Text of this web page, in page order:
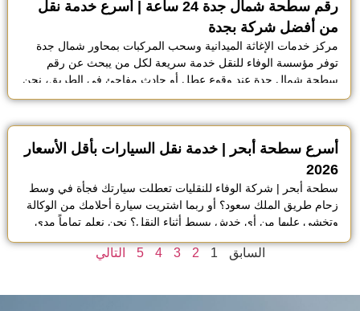
رقم سطحة شمال جدة 24 ساعة | أسرع خدمة نقل
من أفضل شركة بجدة
مركز خدمات الإغاثة الميدانية وسحب المركبات بمحاور شمال جدة
توفر مؤسسة الوفاء للنقل خدمة سريعة لكل من يبحث عن رقم
سطحة شمال جدة عند وقوع عطل أو حادث مفاجئ في الطريق، نحن
نتواجد بشكل دائم ومكثف في مناطق الشمال لضمان الوصول إلى
يمتلك […]
أسرع سطحة أبحر | خدمة نقل السيارات بأقل الأسعار
2026
سطحة أبحر | شركة الوفاء للنقليات تعطلت سيارتك فجأة في وسط
زحام طريق الملك سعود؟ أو ربما اشتريت سيارة أحلامك من الوكالة
وتخشى عليها من أي خدش بسيط أثناء النقل؟ نحن نعلم تماماً مدى
التوتر والقلق الذي يصاحب هذه اللحظات الصعبة، خاصة عندما تبحث
عن خدمة موثوقة وسريعة في منطقة أبحر بجدة. في شركة الوفاء
السابق 1
2
3
4
5 التالي